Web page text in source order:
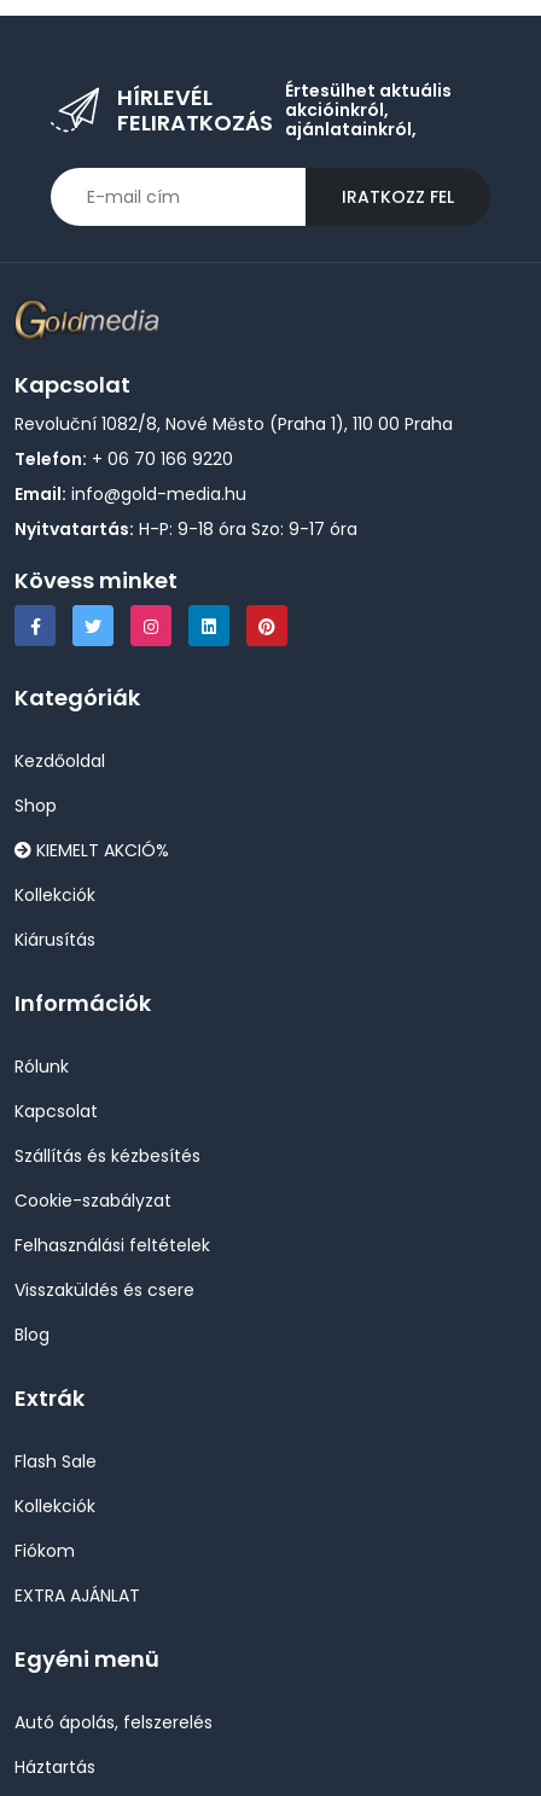
HÍRLEVÉL
FELIRATKOZÁS
Értesülhet aktuális
akcióinkról,
ajánlatainkról,
IRATKOZZ FEL
Kapcsolat
Revoluční 1082/8, Nové Město (Praha 1), 110 00 Praha
Telefon: + 06 70 166 9220
Email: info@gold-media.hu
Nyitvatartás: H-P: 9-18 óra Szo: 9-17 óra
Kövess minket
Kategóriák
Kezdőoldal
Shop
KIEMELT AKCIÓ%
Kollekciók
Kiárusítás
Információk
Rólunk
Kapcsolat
Szállítás és kézbesítés
Cookie-szabályzat
Felhasználási feltételek
Visszaküldés és csere
Blog
Extrák
Flash Sale
Kollekciók
Fiókom
EXTRA AJÁNLAT
Egyéni menü
Autó ápolás, felszerelés
Háztartás